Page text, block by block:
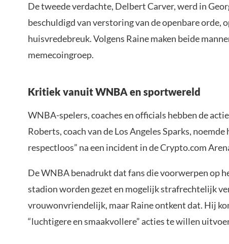
De tweede verdachte, Delbert Carver, werd in
beschuldigd van verstoring van de openbare orde,
huisvredebreuk. Volgens Raine maken beide
memecoingroep.
Kritiek vanuit WNBA en sportwereld
WNBA-spelers, coaches en officials hebben de
Roberts, coach van de Los Angeles Sparks,
respectloos” na een incident in de Crypto.com
De WNBA benadrukt dat fans die voorwerpen op
stadion worden gezet en mogelijk strafrechtelijk
vrouwonvriendelijk, maar Raine ontkent dat. Hij
“luchtigere en smaakvollere” acties te willen